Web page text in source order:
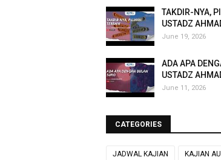
TAKDIR-NYA,
USTADZ
June 19, 2026
ADA APA
USTADZ
June 11, 2026
CATEGORIES
JADWAL KAJIAN KAJIAN